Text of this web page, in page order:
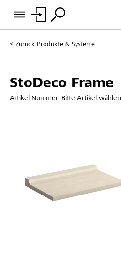
Zurück Produkte & Systeme
StoDeco Frame
Artikel-Nummer: Bitte Artikel wählen